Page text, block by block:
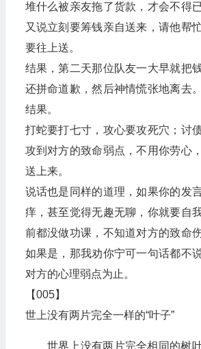
堆什么被亲友拖了货款，才会不得
又说立刻要筹钱亲自送来，请他帮
要往上送。
结果，第二天那位队友一大早就把
还拼命道歉，然后神情慌张地离去
结果。
打蛇要打七寸，攻心要攻死穴；讨
攻到对方的致命弱点，不用你劳心
送上来。
说话也是同样的道理，如果你的发
痒，甚至觉得无趣无聊，你就要自
前都没做功课，不知道对方的致命
如果是，那我劝你宁可一句话都不
对方的心理弱点为止。
【005】
世上没有两片完全一样的“叶子”
世界上没有两片完全相同的树